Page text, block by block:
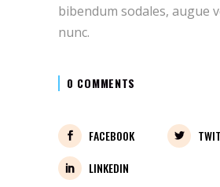
bibendum sodales, augue
nunc.
0 COMMENTS
FACEBOOK
LINKEDIN